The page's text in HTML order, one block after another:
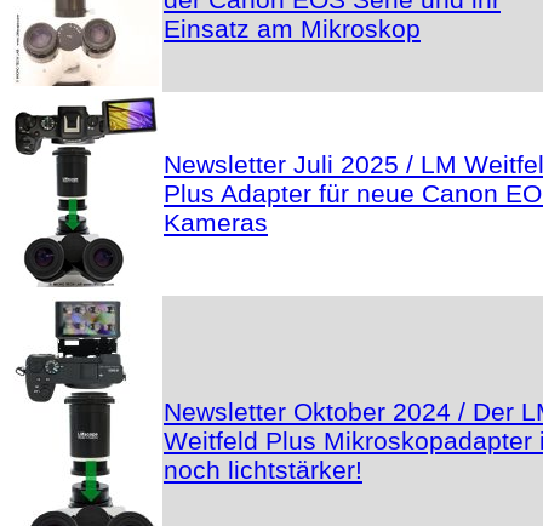
Einsatz am Mikroskop
Newsletter Juli 2025 / LM
Plus Adapter für neue Canon
Kameras
Newsletter Oktober 2024 / Der
Weitfeld Plus Mikroskopadapter
noch lichtstärker!